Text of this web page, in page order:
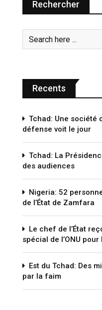
Rechercher
Recents
Tchad: Une société
défense voit le jour
Tchad: La
des audiences
Nigeria: 52
de l’État de Zamfara
Le chef de l’État
spécial de l’ONU
Est du Tchad: Des
par la faim